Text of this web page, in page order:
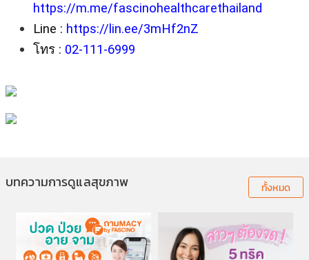
https://m.me/fascinohealthcarethailand
Line : https://lin.ee/3mHf2nZ
โทร : 02-111-6999
บทความการดูแลสุขภาพ ทั้งหมด